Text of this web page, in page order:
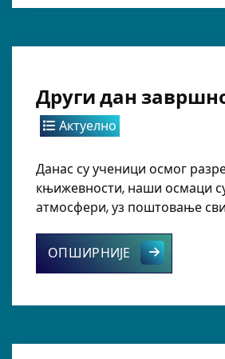
Други дан
Актуелно
Данас су ученици осмог
књижевности, наши осмаци
атмосфери, уз поштовање
ОПШИРНИЈЕ Други дан